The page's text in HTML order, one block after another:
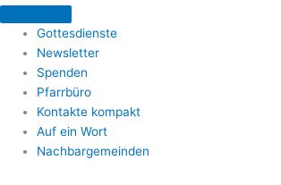
Zum
springen
Gottesdienste
Newsletter
Spenden
Pfarrbüro
Kontakte kompakt
Auf ein Wort
Nachbargemeinden